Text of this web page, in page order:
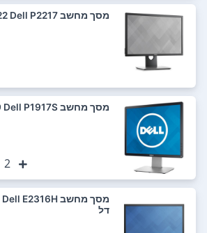
מסך מחשב Dell P2217 ‏22 ‏אינטש דל
מסך מחשב Dell P1917S ‏19 ‏אינטש Full HD דל
2
דל